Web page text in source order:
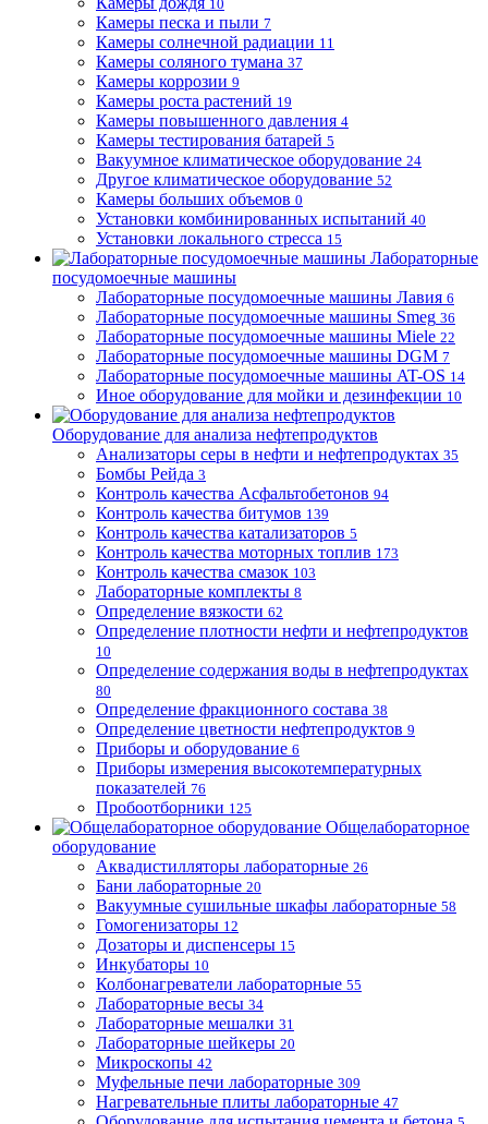
10
Камеры песка и пыли 7
Камеры солнечной радиации 11
Камеры соляного тумана 37
Камеры коррозии 9
Камеры роста растений 19
Камеры повышенного давления 4
Камеры тестирования батарей 5
Вакуумное климатическое оборудование 24
Другое климатическое оборудование 52
Камеры больших объемов 0
Установки комбинированных испытаний 40
Установки локального стресса 15
Лабораторные
посудомоечные машины
Лабораторные посудомоечные машины Лавия 6
Лабораторные посудомоечные машины Smeg 36
Лабораторные посудомоечные машины Miele 22
Лабораторные посудомоечные машины DGM 7
Лабораторные посудомоечные машины AT-OS 14
Иное оборудование для мойки и дезинфекции 10
Оборудование для анализа нефтепродуктов
Анализаторы серы в нефти и нефтепродуктах 35
Бомбы Рейда 3
Контроль качества Асфальтобетонов 94
Контроль качества битумов 139
Контроль качества катализаторов 5
Контроль качества моторных топлив 173
Контроль качества смазок 103
Лабораторные комплекты 8
Определение вязкости 62
Определение плотности нефти и нефтепродуктов
10
Определение содержания воды в нефтепродуктах
80
Определение фракционного состава 38
Определение цветности нефтепродуктов 9
Приборы и оборудование 6
Приборы измерения высокотемпературных
показателей 76
Пробоотборники 125
Общелабораторное
оборудование
Аквадистилляторы лабораторные 26
Бани лабораторные 20
Вакуумные сушильные шкафы лабораторные 58
Гомогенизаторы 12
Дозаторы и диспенсеры 15
Инкубаторы 10
Колбонагреватели лабораторные 55
Лабораторные весы 34
Лабораторные мешалки 31
Лабораторные шейкеры 20
Микроскопы 42
Муфельные печи лабораторные 309
Нагревательные плиты лабораторные 47